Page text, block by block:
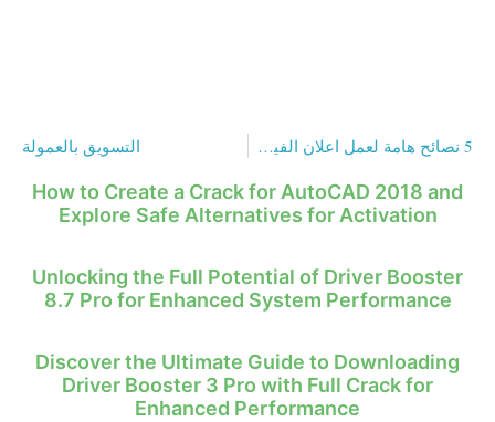
5 نصائح هامة لعمل اعلان الفيس بوك بشكل مثالي وناجح التسويق بالعمولة
How to Create a Crack for AutoCAD 2018 and
Explore Safe Alternatives for Activation
Unlocking the Full Potential of Driver Booster
8.7 Pro for Enhanced System Performance
Discover the Ultimate Guide to Downloading
Driver Booster 3 Pro with Full Crack for
Enhanced Performance